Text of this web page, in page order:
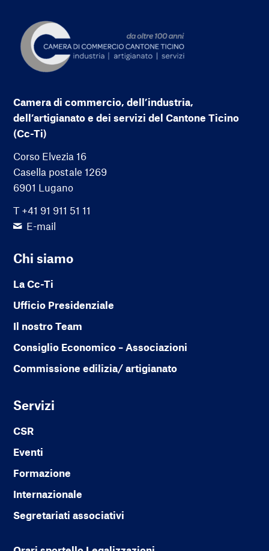
Camera di commercio, dell’industria,
dell’artigianato e dei servizi del Cantone Ticino
(Cc-Ti)
Corso Elvezia 16
Casella postale 1269
6901 Lugano
T +41 91 911 51 11
E-mail
Chi siamo
La Cc-Ti
Ufficio Presidenziale
Il nostro Team
Consiglio Economico – Associazioni
Commissione edilizia/ artigianato
Servizi
CSR
Eventi
Formazione
Internazionale
Segretariati associativi